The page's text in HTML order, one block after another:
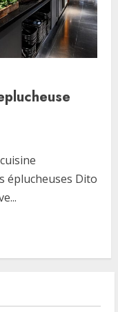
éplucheuses Dito